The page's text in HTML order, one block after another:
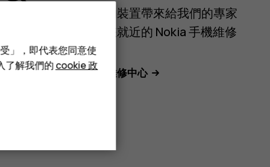
更願意將您的裝置帶來給我們的專家
查看？尋找您就近的 Nokia 手機維修
中心位置。
尋找您就近的維修中心
」，即代表您同意使
了解我們的cookie 政